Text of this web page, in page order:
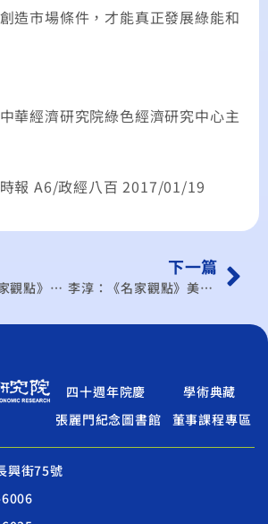
造市場條件，才能真正發展綠能和
華經濟研究院綠色經濟研究中心主
報 A6/政經八百 2017/01/19
劉孟俊：《名家觀點》川普vs.習近平
下一篇
李淳：《名家觀點》美國裸退 TPP有一線生機
四十週年院慶
學術典藏
張麗門紀念圖書館
董事課程專區
興街75號